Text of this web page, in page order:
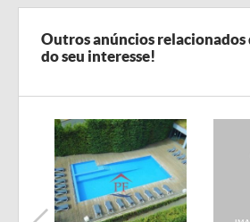
Outros anúncios relacionados
do seu interesse!